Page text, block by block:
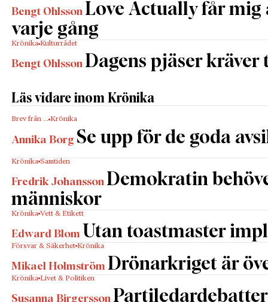
Bengt Ohlsson Love Actually får
varje gång
Krönika Kulturrådet
Bengt Ohlsson Dagens pjäser kräver
Läs vidare inom Krönika
Brev från … Krönika
Annika Borg Se upp för de goda
Krönika Samtiden
Fredrik Johansson Demokratin
människor
Krönika Vett & Etikett
Edward Blom Utan toastmaster
Försvar & Säkerhet Krönika
Mikael Holmström Drönarkriget är
Krönika Livet & Politiken
Susanna Birgersson